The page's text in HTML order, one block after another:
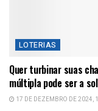
LOTERIAS
Quer turbinar suas
múltipla pode ser a
17 DE DEZEMBRO DE 2024,